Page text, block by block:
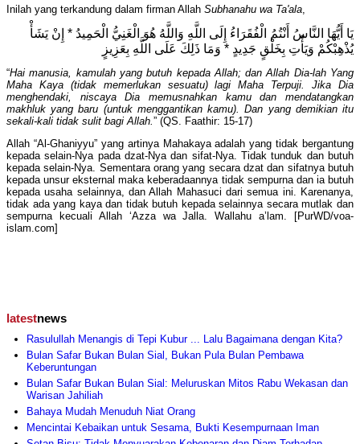
Inilah yang terkandung dalam firman Allah Subhanahu wa Ta'ala,
يَا أَيُّهَا النَّاسُ أَنْتُمُ الْفُقَرَاءُ إِلَى اللَّهِ وَاللَّهُ هُوَ الْغَنِيُّ الْحَمِيدُ * إِنْ يَشَأْ
يُذْهِبْكُمْ وَيَأْتِ بِخَلْقٍ جَدِيدٍ * وَمَا ذَلِكَ عَلَى اللَّهِ بِعَزِيزٍ
“Hai manusia, kamulah yang butuh kepada Allah; dan Allah Dia-lah Yang
Maha Kaya (tidak memerlukan sesuatu) lagi Maha Terpuji. Jika Dia
menghendaki, niscaya Dia memusnahkan kamu dan mendatangkan
makhluk yang baru (untuk menggantikan kamu). Dan yang demikian itu
sekali-kali tidak sulit bagi Allah.” (QS. Faathir: 15-17)
Allah “Al-Ghaniyyu” yang artinya Mahakaya adalah yang tidak bergantung
kepada selain-Nya pada dzat-Nya dan sifat-Nya. Tidak tunduk dan butuh
kepada selain-Nya. Sementara orang yang secara dzat dan sifatnya butuh
kepada unsur eksternal maka keberadaannya tidak sempurna dan ia butuh
kepada usaha selainnya, dan Allah Mahasuci dari semua ini. Karenanya,
tidak ada yang kaya dan tidak butuh kepada selainnya secara mutlak dan
sempurna kecuali Allah ‘Azza wa Jalla. Wallahu a’lam. [PurWD/voa-
islam.com]
latestnews
Rasulullah Menangis di Tepi Kubur ... Lalu Bagaimana dengan Kita?
Bulan Safar Bukan Bulan Sial, Bukan Pula Bulan Pembawa
Keberuntungan
Bulan Safar Bukan Bulan Sial: Meluruskan Mitos Rabu Wekasan dan
Warisan Jahiliah
Bahaya Mudah Menuduh Niat Orang
Mencintai Kebaikan untuk Sesama, Bukti Kesempurnaan Iman